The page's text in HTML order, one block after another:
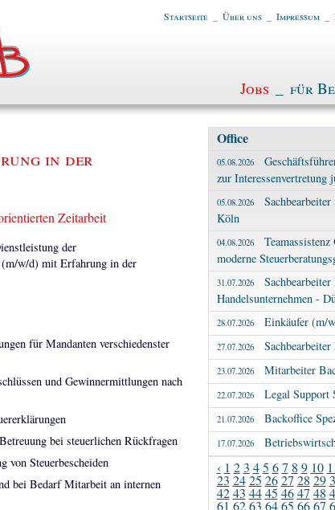
Startseite Über uns Impressum
Jobs für
in der
Zeitarbeit
der
w/d) mit Erfahrung in der
für Mandanten verschiedenster
und Gewinnermittlungen nach
bei steuerlichen Rückfragen
von Steuerbescheiden
bei Bedarf Mitarbeit an internen
Office
05.08.2026
zur Interessenvertretung
05.08.2026
Köln
04.08.2026
moderne
31.07.2026
Handelsunternehmen -
28.07.2026 Einkäufer (m/
27.07.2026
23.07.2026 Mitarbeiter
22.07.2026 Legal Support
21.07.2026 Backoffice
17.07.2026
‹ 1 2 3 4 5 6 7 8 9 10
23 24 25 26 27 28 29
42 43 44 45 46 47 48
61 62 63 64 65 66 67